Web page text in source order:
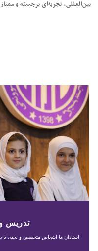
بین‌المللی، تجربه‌ای برجسته و
تدریس
استادان ما اشخاص متخصص و نخبه، با